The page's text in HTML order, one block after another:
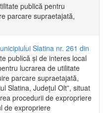
publică pentru
parcare supraetajată,
Slatina nr. 261 din
publică și de interes local
lucrarea de utilitate
parcare supraetajată,
Slatina, Județul Olt”, situat
procedurii de expropriere
de expropriere